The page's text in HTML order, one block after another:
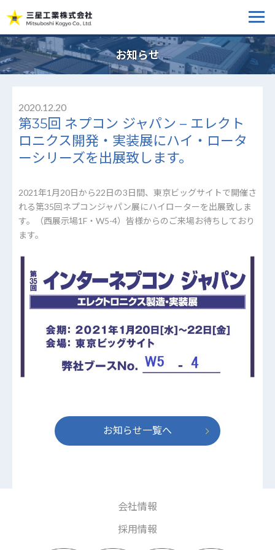
お知らせ
2020.12.20
第35回 ネプコン ジャパン – エレクト
ロニクス開発・実装展にハイ・ロータ
ーシリーズを出展致します。
2021年1月20日から22日の3日間、東京ビッグサイトで開催さ
れる第35回ネプコンジャパン展にハイローターを出展致しま
す。（西展示場1F・W5-4）皆様からのご来場お待ちしており
ます。
お知らせ一覧へ
会社情報
採用情報